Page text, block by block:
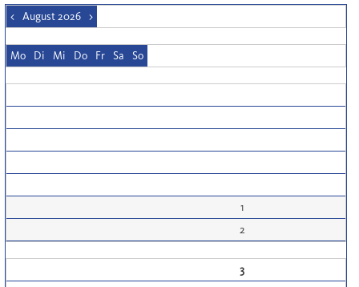
< August 2026 >
Mo Di Mi Do Fr Sa So
1
2
3